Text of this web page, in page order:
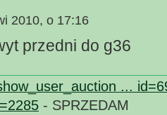
2010, o 17:16
przedni do g36
...
- SPRZEDAM